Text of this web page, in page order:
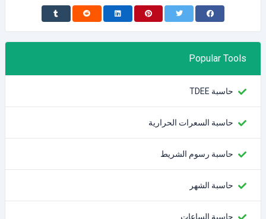
Popular Tools
حاسبة TDEE
حاسبة السعرات الحرارية
حاسبة رسوم الشريط
حاسبة الشهر
حاسبة الساعات